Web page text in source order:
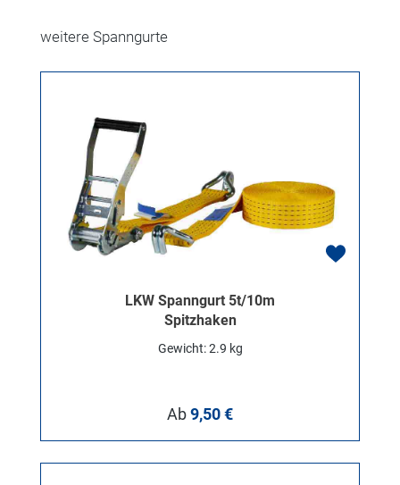
Produktgalerie überspringen
weitere Spanngurte
LKW Spanngurt 5t/10m
Spitzhaken
Gewicht: 2.9 kg
Regulärer Preis:
Ab9,50 €